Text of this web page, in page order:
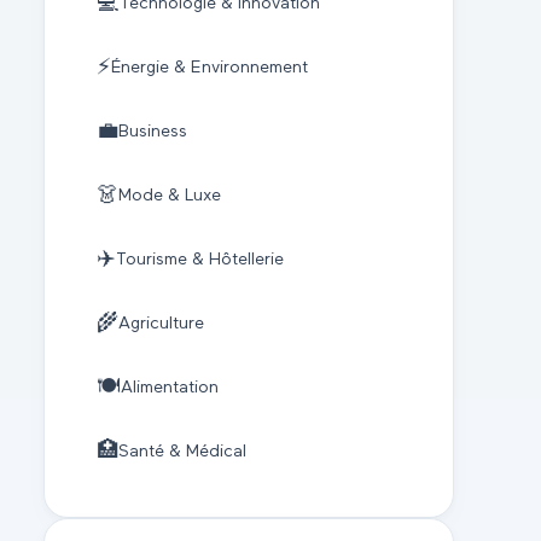
Technologie & Innovation
⚡ Énergie & Environnement
💼Business
👗 Mode & Luxe
✈️ Tourisme & Hôtellerie
🌾Agriculture
🍽️Alimentation
🏥 Santé & Médical